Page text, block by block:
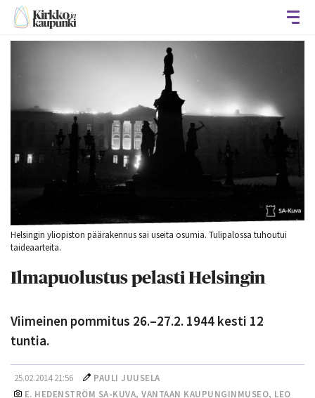
Helsingin yliopiston päärakennus sai useita osumia. Tulipalossa tuhoutui
taideaarteita.
Ilmapuolustus pelasti Helsingin
Viimeinen pommitus 26.–27.2. 1944 kesti 12
tuntia.
25.02.2014 21:56
PAULI JUUSELA
E. HEDENSTRÖM SA-KUVA, VANTAAN KAUPUNGINMUSEO, LEO